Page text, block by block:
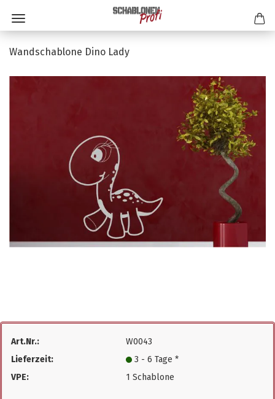
Wandschablone Dino Lady
Art.Nr.:
W0043
Lieferzeit:
3 - 6 Tage *
VPE:
1 Schablone